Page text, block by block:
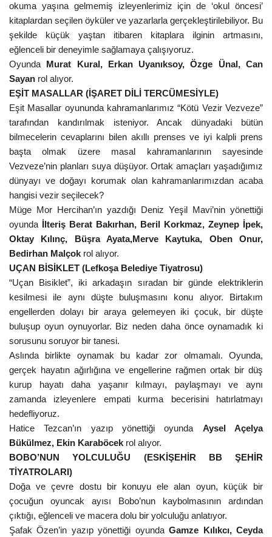
okuma yaşına gelmemiş izleyenlerimiz için de ‘okul öncesi’
kitaplardan seçilen öyküler ve yazarlarla gerçekleştirilebiliyor. Bu
şekilde küçük yaştan itibaren kitaplara ilginin artmasını,
eğlenceli bir deneyimle sağlamaya çalışıyoruz.
Oyunda
Murat Kural, Erkan Uyanıksoy, Özge Ünal, Can
Sayan rol alıyor.
EŞİT MASALLAR (İŞARET DİLİ TERCÜMESİYLE)
Eşit Masallar oyununda kahramanlarımız “Kötü Vezir Vezveze”
tarafından kandırılmak isteniyor. Ancak dünyadaki bütün
bilmecelerin cevaplarını bilen akıllı prenses ve iyi kalpli prens
başta olmak üzere masal kahramanlarının sayesinde
Vezveze’nin planları suya düşüyor. Ortak amaçları yaşadığımız
dünyayı ve doğayı korumak olan kahramanlarımızdan acaba
hangisi vezir seçilecek?
Müge Mor Hercihan’ın yazdığı Deniz Yeşil Mavi’nin yönettiği
oyunda
İlteriş Berat Bakırhan, Beril Korkmaz, Zeynep İpek,
Oktay Kılınç, Büşra Ayata,Merve Kaytuka, Oben Onur,
Bedirhan Malçok rol alıyor.
UÇAN BİSİKLET (Lefkoşa Belediye Tiyatrosu)
“Uçan Bisiklet”, iki arkadaşın sıradan bir günde elektriklerin
kesilmesi ile aynı düşte buluşmasını konu alıyor. Birtakım
engellerden dolayı bir araya gelemeyen iki çocuk, bir düşte
buluşup oyun oynuyorlar. Biz neden daha önce oynamadık ki
sorusunu soruyor bir tanesi.
Aslında birlikte oynamak bu kadar zor olmamalı. Oyunda,
gerçek hayatın ağırlığına ve engellerine rağmen ortak bir düş
kurup hayatı daha yaşanır kılmayı, paylaşmayı ve aynı
zamanda izleyenlere empati kurma becerisini hatırlatmayı
hedefliyoruz.
Hatice Tezcan’ın yazıp yönettiği oyunda Aysel Açelya
Bükülmez, Ekin Karaböcek rol alıyor.
BOBO’NUN YOLCULUĞU (ESKİŞEHİR BB ŞEHİR
TİYATROLARI)
Doğa ve çevre dostu bir konuyu ele alan oyun, küçük bir
çocuğun oyuncak ayısı Bobo’nun kaybolmasının ardından
çıktığı, eğlenceli ve macera dolu bir yolculuğu anlatıyor.
Şafak Özen’in yazıp yönettiği oyundaGamze Kılıkcı, Ceyda